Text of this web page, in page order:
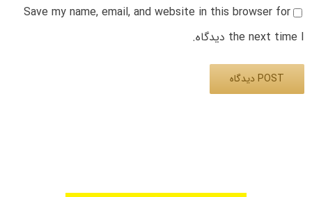
Save my name, email, and website in this browser for
the next time I دیدگاه.